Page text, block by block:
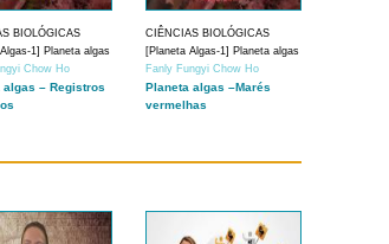
BIOLÓGICAS
1] Planeta algas
Chow Ho
algas – Registros
CIÊNCIAS BIOLÓGICAS
[Planeta Algas-1] Planeta algas
Fanly Fungyi Chow Ho
Planeta algas –Marés
vermelhas